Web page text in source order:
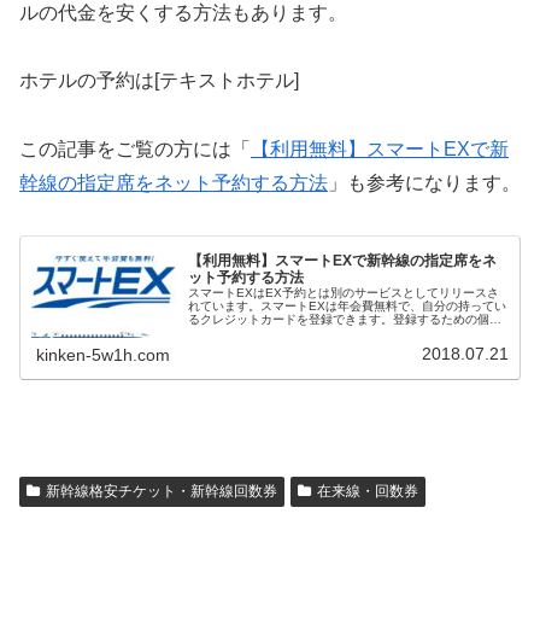
ルの代金を安くする方法もあります。
ホテルの予約は[テキストホテル]
この記事をご覧の方には「
【利用無料】スマートEXで新
幹線の指定席をネット予約する方法 」も参考になります。
【利用無料】スマートEXで新幹線の指定席をネ
ット予約する方法
スマートEXはEX予約とは別のサービスとしてリリースさ
れています。スマートEXは年会費無料で、自分の持ってい
るクレジットカードを登録できます。登録するための個人
スとなっています。今回はスマートEXの特徴や登録に必要
な情報、スマートEXの割引サービスと適用区間、切符の予
kinken-5w1h.com 2018.07.21
新幹線格安チケット・新幹線回数券 在来線・回数券